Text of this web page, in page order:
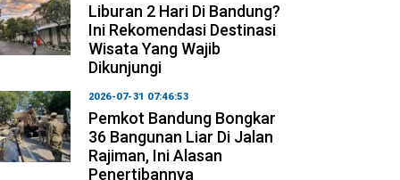
Liburan 2 Hari Di Bandung?
Ini Rekomendasi Destinasi
Wisata Yang Wajib
Dikunjungi
2026-07-31 07:46:53
Pemkot Bandung Bongkar
36 Bangunan Liar Di Jalan
Rajiman, Ini Alasan
Penertibannya